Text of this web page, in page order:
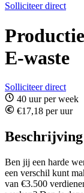
Solliciteer direct
E-waste
Solliciteer direct
40 uur per week
€17,18 per uur
Beschrijving
Ben jij een harde
een verschil kunt
van €3.500